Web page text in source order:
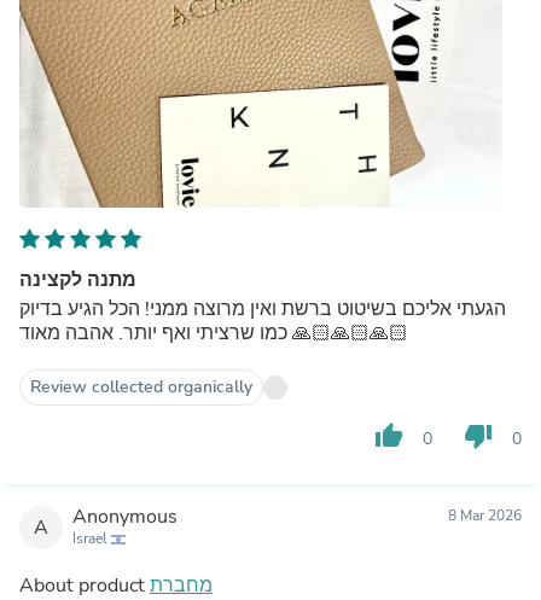
מתנה לקצינה
הגעתי אליכם בשיטוט ברשת ואין מרוצה ממני! הכל הגיע בדיוק
כמו שרציתי ואף יותר. אהבה מאוד 🙏🏻🙏🏻🙏🏻
Review collected organically
thumb_up 0 thumb_down 0
A Anonymous
Israel
8 Mar 2026
About productמחברת